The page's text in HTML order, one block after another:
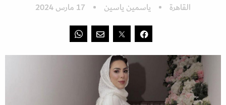
القاهرة ياسمين ياسين 17 مارس 2024